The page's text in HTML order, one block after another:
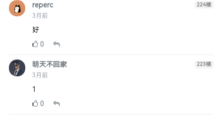
reperc
3月前
224楼
好
0
明天不回家
3月前
223楼
1
0